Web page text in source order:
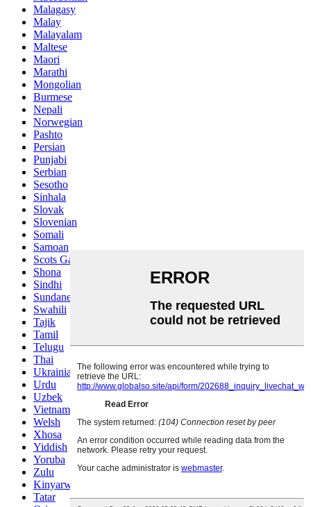
Malagasy
Malay
Malayalam
Maltese
Maori
Marathi
Mongolian
Burmese
Nepali
Norwegian
Pashto
Persian
Punjabi
Serbian
Sesotho
Sinhala
Slovak
Slovenian
Somali
Samoan
Scots Gaelic
Shona
Sindhi
Sundanese
Swahili
Tajik
Tamil
Telugu
Thai
Ukrainian
Urdu
Uzbek
Vietnamese
Welsh
Xhosa
Yiddish
Yoruba
Zulu
Kinyarwanda
Tatar